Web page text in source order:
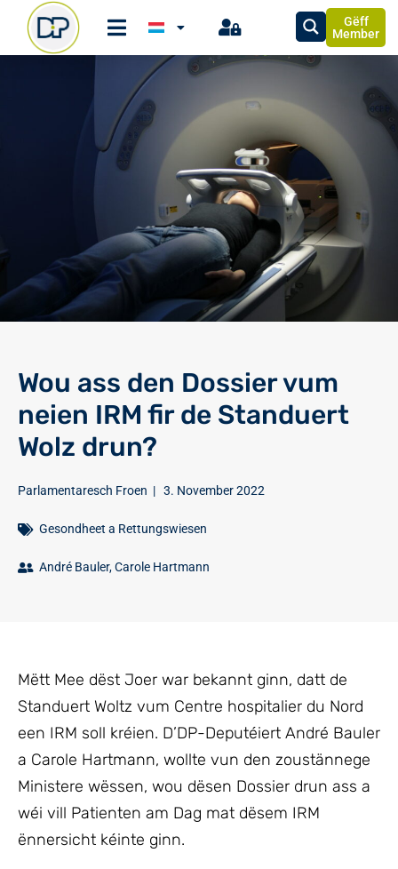
Gëff
Member
Wou ass den Dossier vum
neien IRM fir de Standuert
Wolz drun?
Parlamentaresch Froen | 3. November 2022
Gesondheet a Rettungswiesen
André Bauler,Carole Hartmann
Mëtt Mee dëst Joer war bekannt ginn, datt de
Standuert Woltz vum Centre hospitalier du Nord
een IRM soll kréien. D’DP-Deputéiert André Bauler
a Carole Hartmann, wollte vun den zoustännege
Ministere wëssen, wou dësen Dossier drun ass a
wéi vill Patienten am Dag mat dësem IRM
ënnersicht kéinte ginn.